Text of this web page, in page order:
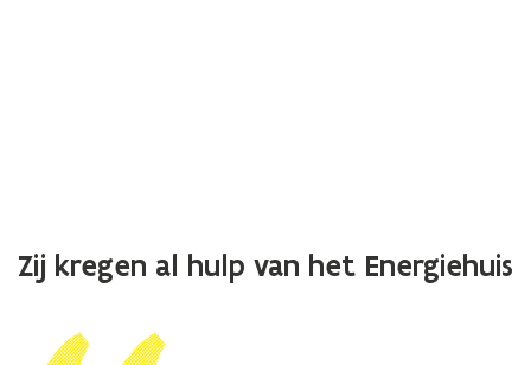
Zij kregen al hulp van het Energiehuis